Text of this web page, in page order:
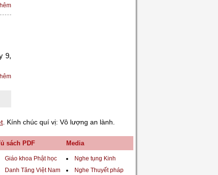
9,
. Kính chúc quí vị: Vô lượng an lành.
sách PDF
Giáo khoa Phật học
Danh Tăng Việt Nam
Media
Nghe tụng Kinh
Nghe Thuyết pháp